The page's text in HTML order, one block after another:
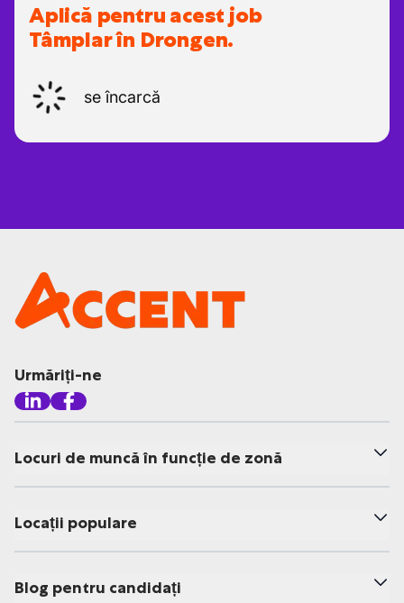
Aplică pentru acest job
Tâmplar în Drongen.
se încarcă
Urmăriți-ne
Locuri de muncă în funcție de zonă
Locații populare
Blog pentru candidați